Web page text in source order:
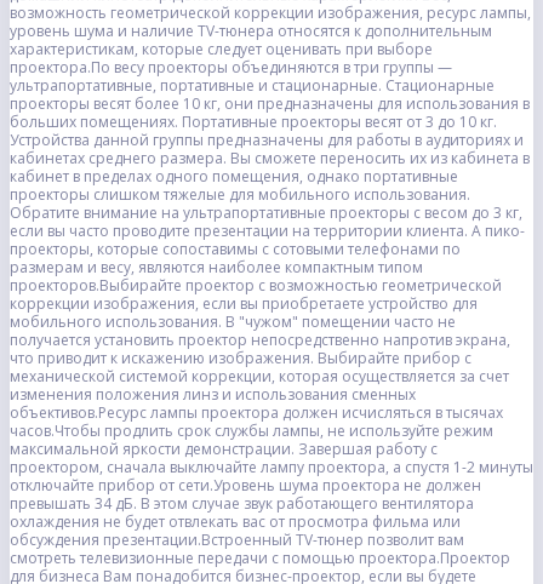
возможность геометрической коррекции изображения, ресурс лампы,
уровень шума и наличие TV-тюнера относятся к дополнительным
характеристикам, которые следует оценивать при выборе
проектора.По весу проекторы объединяются в три группы —
ультрапортативные, портативные и стационарные. Стационарные
проекторы весят более 10 кг, они предназначены для использования в
больших помещениях. Портативные проекторы весят от 3 до 10 кг.
Устройства данной группы предназначены для работы в аудиториях и
кабинетах среднего размера. Вы сможете переносить их из кабинета в
кабинет в пределах одного помещения, однако портативные
проекторы слишком тяжелые для мобильного использования.
Обратите внимание на ультрапортативные проекторы с весом до 3 кг,
если вы часто проводите презентации на территории клиента. А пико-
проекторы, которые сопоставимы с сотовыми телефонами по
размерам и весу, являются наиболее компактным типом
проекторов.Выбирайте проектор с возможностью геометрической
коррекции изображения, если вы приобретаете устройство для
мобильного использования. В "чужом" помещении часто не
получается установить проектор непосредственно напротив экрана,
что приводит к искажению изображения. Выбирайте прибор с
механической системой коррекции, которая осуществляется за счет
изменения положения линз и использования сменных
объективов.Ресурс лампы проектора должен исчисляться в тысячах
часов.Чтобы продлить срок службы лампы, не используйте режим
максимальной яркости демонстрации. Завершая работу с
проектором, сначала выключайте лампу проектора, а спустя 1-2 минуты
отключайте прибор от сети.Уровень шума проектора не должен
превышать 34 дБ. В этом случае звук работающего вентилятора
охлаждения не будет отвлекать вас от просмотра фильма или
обсуждения презентации.Встроенный TV-тюнер позволит вам
смотреть телевизионные передачи с помощью проектора.Проектор
для бизнеса Вам понадобится бизнес-проектор, если вы будете